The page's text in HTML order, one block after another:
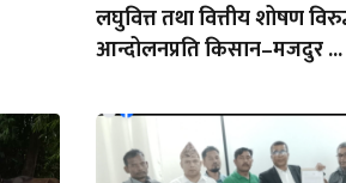
लघुवित्त तथा वित्तीय शोषण
आन्दोलनप्रति किसान–मजदुर ...